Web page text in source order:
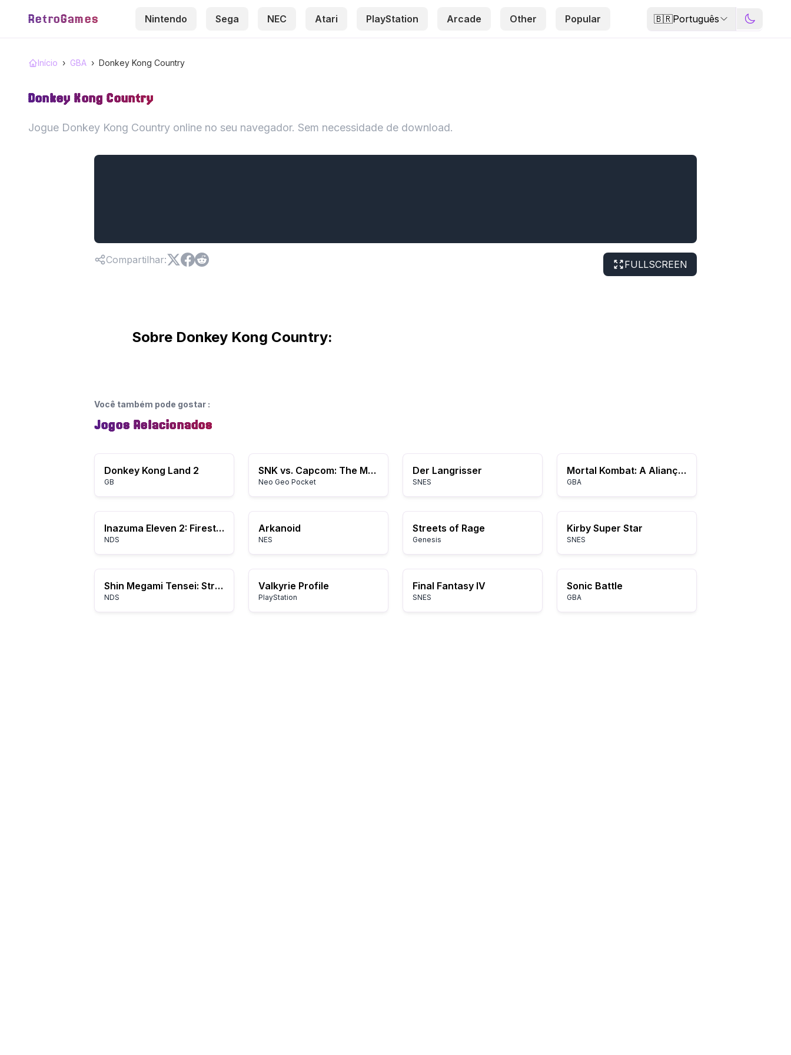
RetroGames Nintendo Sega NEC Atari PlayStation Arcade Other Popular 🇧🇷Português
Início › GBA › Donkey Kong Country
Donkey Kong Country
Jogue Donkey Kong Country online no seu navegador. Sem necessidade de download.
Compartilhar: FULLSCREEN
Sobre Donkey Kong Country:
Você também pode gostar :
Jogos Relacionados
Donkey Kong Land 2
GB
SNK vs. Capcom: The Match of the Millennium
Neo Geo Pocket
Der Langrisser
SNES
Mortal Kombat: A Aliança Mortal
GBA
Inazuma Eleven 2: Firestorm
NDS
Arkanoid
NES
Streets of Rage
Genesis
Kirby Super Star
SNES
Shin Megami Tensei: Strange Journey
NDS
Valkyrie Profile
PlayStation
Final Fantasy IV
SNES
Sonic Battle
GBA